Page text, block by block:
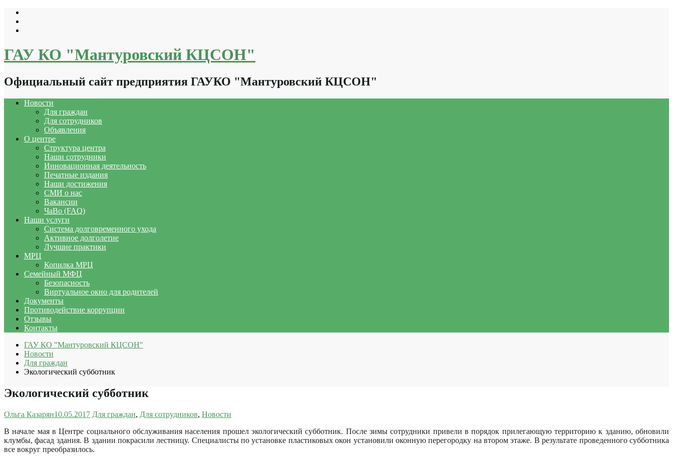
Перейти
содержимому
ГАУ КО "Мантуровский КЦСОН"
Официальный сайт предприятия ГАУКО "Мантуровский КЦСОН"
Новости
Для граждан
Для сотрудников
Объявления
О центре
Структура центра
Наши сотрудники
Инновационная деятельность
Печатные издания
Наши достижения
СМИ о нас
Вакансии
ЧаВо (FAQ)
Наши услуги
Система долговременного ухода
Активное долголетие
Лучшие практики
МРЦ
Копилка МРЦ
Семейный МФЦ
Безопасность
Виртуальное окно для родителей
Документы
Противодействие коррупции
Отзывы
Контакты
ГАУ КО "Мантуровский КЦСОН"
Новости
Для граждан
Экологический субботник
Экологический субботник
Ольга Казарян10.05.2017 Для граждан, Для сотрудников, Новости
В начале мая в Центре социального обслуживания населения прошел экологический субботник. После зимы сотрудники привели в порядок прилегающую территорию к зданию, обновили
клумбы, фасад здания. В здании покрасили лестницу. Специалисты по установке пластиковых окон установили оконную перегородку на втором этаже. В результате проведенного субботника
все вокруг преобразилось.